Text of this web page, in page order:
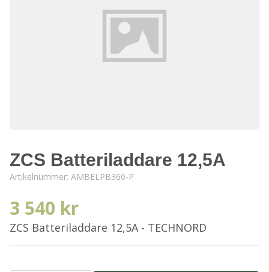
ZCS Batteriladdare 12,5A
Artikelnummer: AMBELPB360-P
3 540 kr
ZCS Batteriladdare 12,5A - TECHNORD